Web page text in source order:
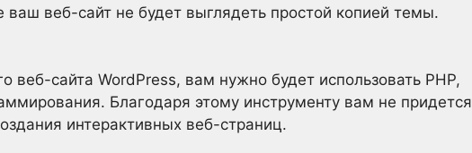
веб-сайт не будет выглядеть простой копией темы.
веб-сайта WordPress, вам нужно будет использовать PHP,
Благодаря этому инструменту вам не придется
интерактивных веб-страниц.